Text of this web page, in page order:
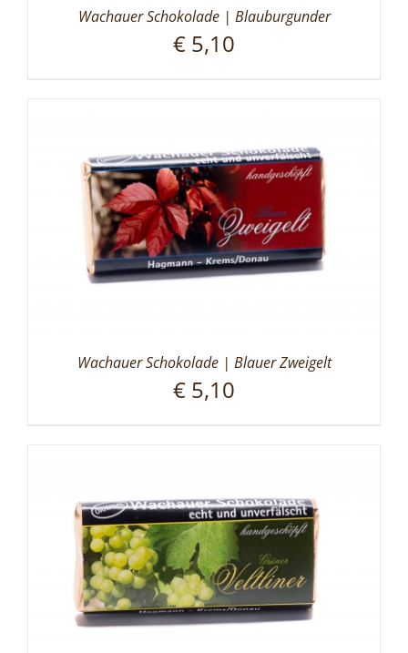
Wachauer Schokolade | Blauburgunder
€ 5,10
Wachauer Schokolade | Blauer Zweigelt
€ 5,10